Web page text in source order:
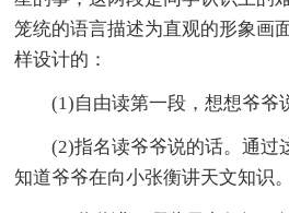
笼统的语言描述为直观的形象画
样设计的：
(1)自由读第一段，想想爷爷
(2)指名读爷爷说的话。通过
知道爷爷在向小张衡讲天文知识。